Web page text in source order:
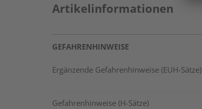
Artikelinformationen
GEFAHRENHINWEISE
Ergänzende Gefahrenhinweise (EUH-Sätze)
Gefahrenhinweise (H-Sätze)